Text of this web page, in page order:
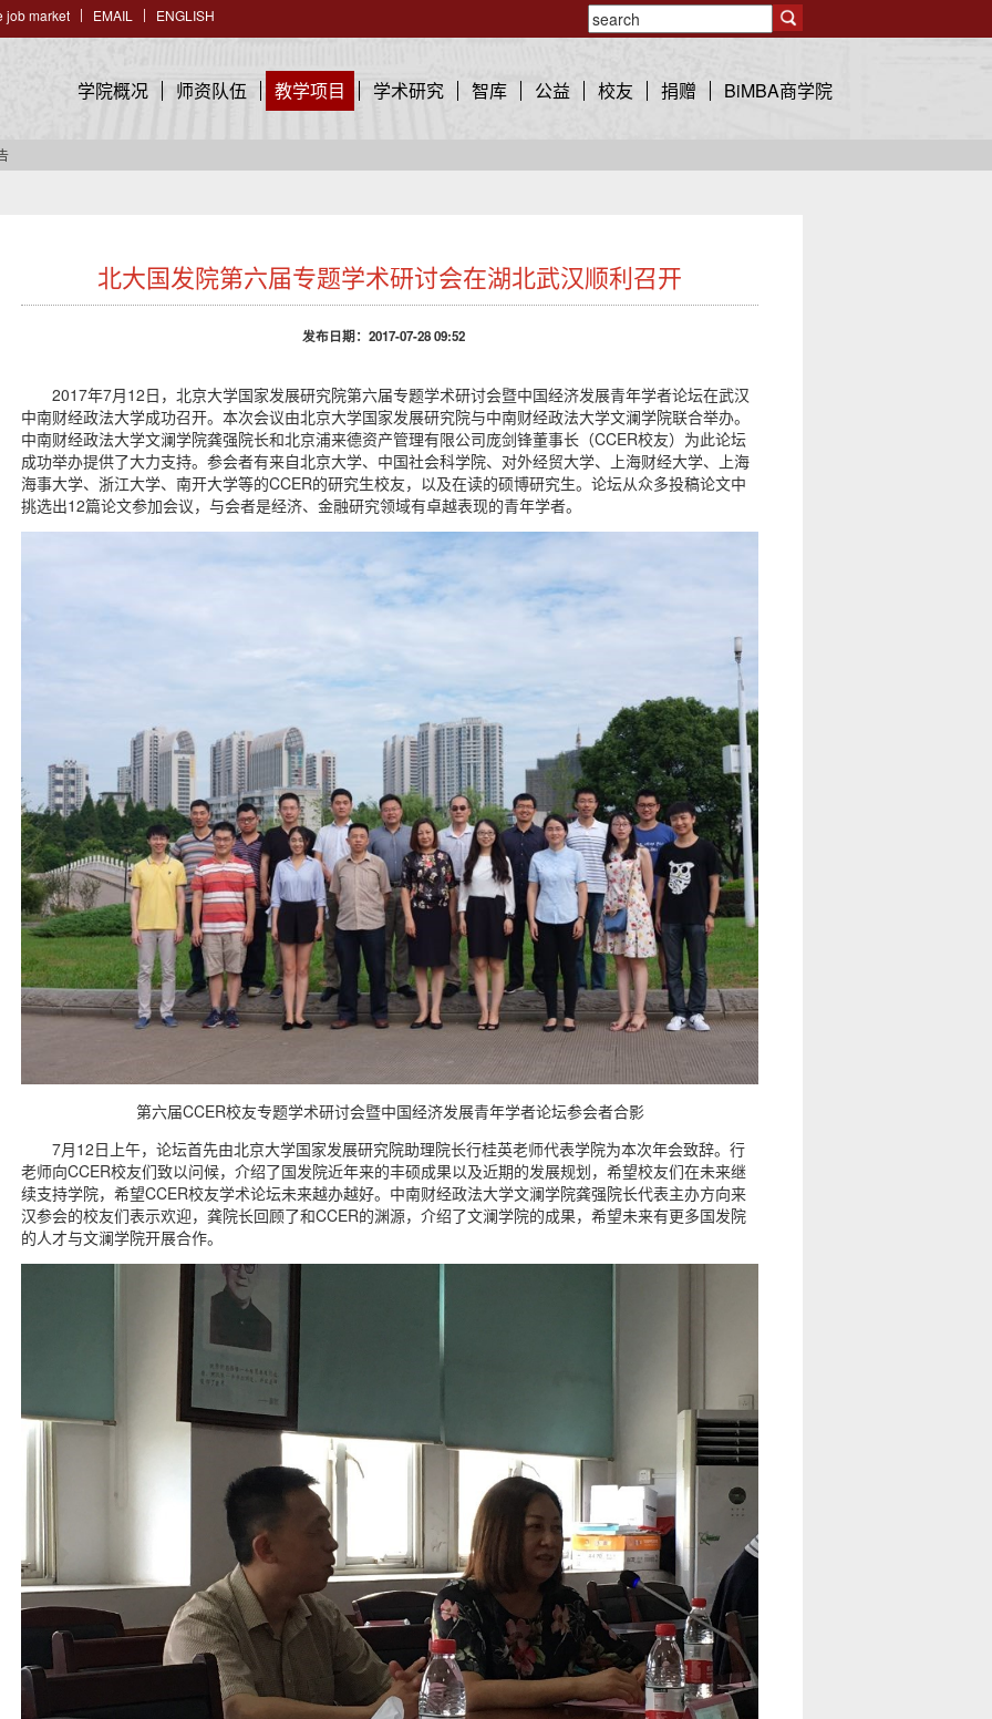
job market EMAIL ENGLISH
学院概况 师资队伍 教学项目 学术研究 智库 公益 校友 捐赠 BiMBA商学院
北大国发院第六届专题学术研讨会在湖北武汉顺利召开
发布日期：2017-07-28 09:52
2017年7月12日，北京大学国家发展研究院第六届专题学术研讨会暨中国经济发展青年学者论坛在武汉
中南财经政法大学成功召开。本次会议由北京大学国家发展研究院与中南财经政法大学文澜学院联合举办。
中南财经政法大学文澜学院龚强院长和北京浦来德资产管理有限公司庞剑锋董事长（CCER校友）为此论坛
成功举办提供了大力支持。参会者有来自北京大学、中国社会科学院、对外经贸大学、上海财经大学、上海
海事大学、浙江大学、南开大学等的CCER的研究生校友，以及在读的硕博研究生。论坛从众多投稿论文中
挑选出12篇论文参加会议，与会者是经济、金融研究领域有卓越表现的青年学者。
第六届CCER校友专题学术研讨会暨中国经济发展青年学者论坛参会者合影
7月12日上午，论坛首先由北京大学国家发展研究院助理院长行桂英老师代表学院为本次年会致辞。行
老师向CCER校友们致以问候，介绍了国发院近年来的丰硕成果以及近期的发展规划，希望校友们在未来继
续支持学院，希望CCER校友学术论坛未来越办越好。中南财经政法大学文澜学院龚强院长代表主办方向来
汉参会的校友们表示欢迎，龚院长回顾了和CCER的渊源，介绍了文澜学院的成果，希望未来有更多国发院
的人才与文澜学院开展合作。